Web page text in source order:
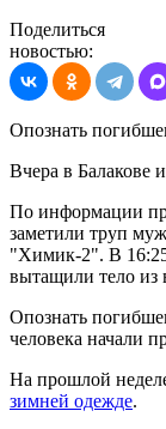
Поделиться
новостью:
Опознать
Вчера в Балакове
По информации
заметили труп
"Химик-2". В 16:25
вытащили тело из
Опознать
человека начали
На прошлой
зимней одежде.